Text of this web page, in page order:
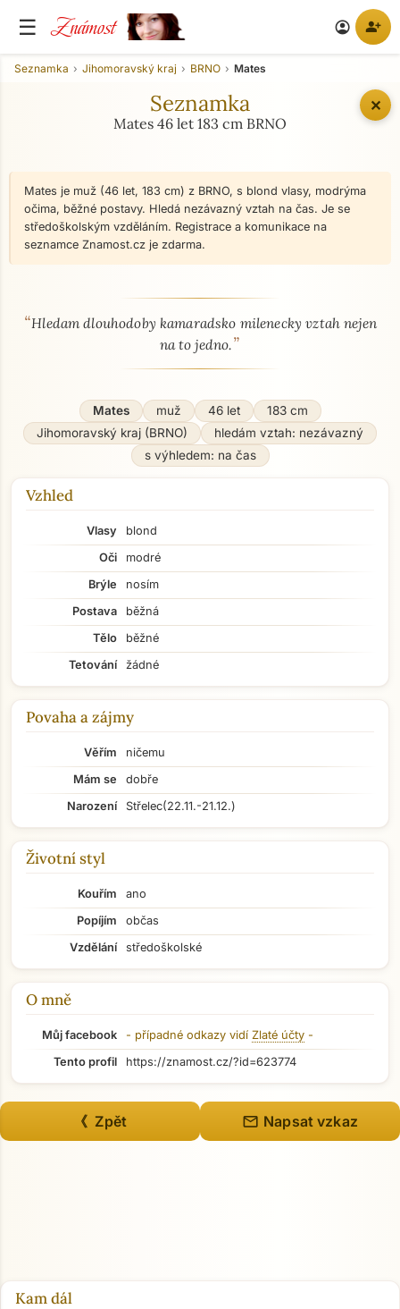
☰ Známost account_circle person_add
✕
Seznamka Jihomoravský kraj BRNO Mates
Seznamka
Mates 46 let 183 cm BRNO
Mates je muž (46 let, 183 cm) z BRNO, s blond vlasy, modrýma
očima, běžné postavy. Hledá nezávazný vztah na čas. Je se
středoškolským vzděláním. Registrace a komunikace na
seznamce Znamost.cz je zdarma.
O mně - seznamka profil
“Hledam dlouhodoby kamaradsko milenecky vztah nejen
na to jedno.”
Mates muž 46 let
183 cm
Jihomoravský kraj (BRNO)
hledám vztah: nezávazný
s výhledem: na čas
Vzhled
Vlasy
blond
Oči
modré
Brýle
nosím
Postava
běžná
Tělo
běžné
Tetování
žádné
Povaha a zájmy
Věřím
ničemu
Mám se
dobře
Narození
Střelec(22.11.-21.12.)
Životní styl
Kouřím
ano
Popíjím
občas
Vzdělání
středoškolské
O mně
Můj facebook - případné odkazy vidí Zlaté účty -
Tento profil
https://znamost.cz/?id=623774
《 Zpět mail Napsat vzkaz
Kam dál